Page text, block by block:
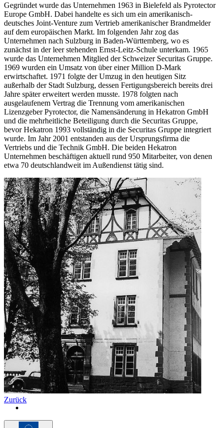
Gegründet wurde das Unternehmen 1963 in Bielefeld als Pyrotector
Europe GmbH. Dabei handelte es sich um ein amerikanisch-
deutsches Joint-Venture zum Vertrieb amerikanischer Brandmelder
auf dem europäischen Markt. Im folgenden Jahr zog das
Unternehmen nach Sulzburg in Baden-Württemberg, wo es
zunächst in der leer stehenden Ernst-Leitz-Schule unterkam. 1965
wurde das Unternehmen Mitglied der Schweizer Securitas Gruppe.
1969 wurden ein Umsatz von über einer Million D-Mark
erwirtschaftet. 1971 folgte der Umzug in den heutigen Sitz
außerhalb der Stadt Sulzburg, dessen Fertigungsbereich bereits drei
Jahre später erweitert werden musste. 1978 folgten nach
ausgelaufenem Vertrag die Trennung vom amerikanischen
Lizenzgeber Pyrotector, die Namensänderung in Hekatron GmbH
und die mehrheitliche Beteiligung durch die Securitas Gruppe,
bevor Hekatron 1993 vollständig in die Securitas Gruppe integriert
wurde. Im Jahr 2001 entstanden aus der Ursprungsfirma die
Vertriebs und die Technik GmbH. Die beiden Hekatron
Unternehmen beschäftigen aktuell rund 950 Mitarbeiter, von denen
etwa 70 deutschlandweit im Außendienst tätig sind.
Zurück